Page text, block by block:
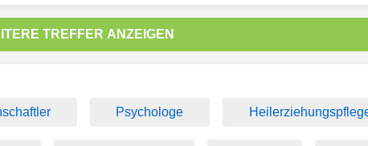
TREFFER ANZEIGEN
Psychologe